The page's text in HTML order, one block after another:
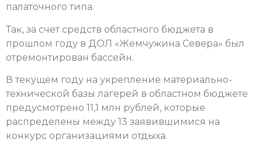
палаточного типа.
Так, за счет средств областного бюджета в
прошлом году в ДОЛ «Жемчужина Севера» был
отремонтирован бассейн.
В текущем году на укрепление материально-
технической базы лагерей в областном бюджете
предусмотрено 11,1 млн рублей, которые
распределены между 13 заявившимися на
конкурс организациями отдыха.